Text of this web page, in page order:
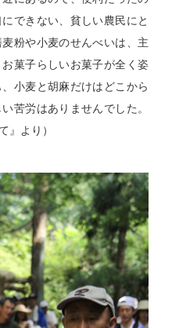
できない、貧しい農民にと
粉や小麦のせんべいは、主
菓子らしいお菓子が全く姿
小麦と胡麻だけはどこから
苦労はありませんでした。
』より）